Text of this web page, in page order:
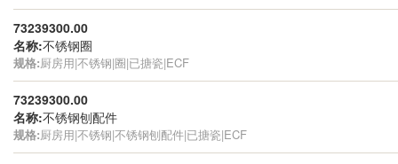
73239300.00
名称:不锈钢圈
规格:厨房用|不锈钢|圈|已搪瓷|ECF
73239300.00
名称:不锈钢刨配件
规格:厨房用|不锈钢|不锈钢刨配件|已搪瓷|ECF